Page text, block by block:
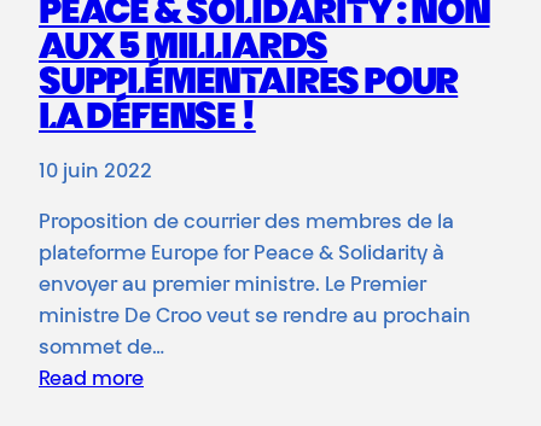
PEACE & SOLIDARITY : NON
AUX 5 MILLIARDS
SUPPLÉMENTAIRES POUR
LA DÉFENSE !
10 juin 2022
Proposition de courrier des membres de la
plateforme Europe for Peace & Solidarity à
envoyer au premier ministre. Le Premier
ministre De Croo veut se rendre au prochain
sommet de…
Read more